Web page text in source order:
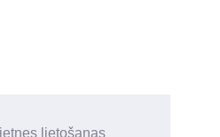
lietošanas